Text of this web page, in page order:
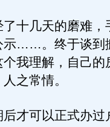
十几天的磨难，
示……。终于谈到
我理解，自己的
之常情。
才可以正式办过